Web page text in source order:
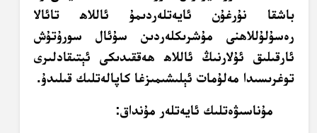
باشقا نۇرغۇن ئايەتلەردىمۇ ئاللاھ تائالا
رەسۇلۇللاھنى مۇشرىكلەردىن سۇئال سورۇتۇش
ئارقىلىق ئۇلارنىڭ ئاللاھ ھەققىدىكى ئېتىقادلىرى
توغرىسىدا مەلۇمات ئېلىشىمىزغا كاپالەتلىك قىلىدۇ.
مۇناسىۋەتلىك ئايەتلەر مۇنداق: